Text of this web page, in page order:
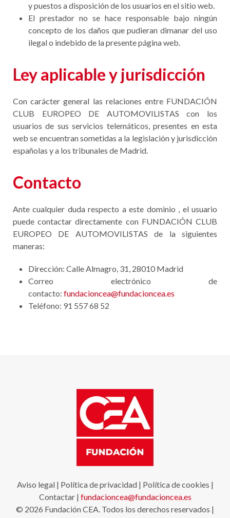
y puestos a disposición de los usuarios en el sitio web.
El prestador no se hace responsable bajo ningún
concepto de los daños que pudieran dimanar del uso
ilegal o indebido de la presente página web.
Ley aplicable y jurisdicción
Con carácter general las relaciones entre FUNDACIÓN
CLUB EUROPEO DE AUTOMOVILISTAS con los
usuarios de sus servicios telemáticos, presentes en esta
web se encuentran sometidas a la legislación y jurisdicción
españolas y a los tribunales de Madrid.
Contacto
Ante cualquier duda respecto a este dominio , el usuario
puede contactar directamente con FUNDACIÓN CLUB
EUROPEO DE AUTOMOVILISTAS de la siguientes
maneras:
Dirección: Calle Almagro, 31, 28010 Madrid
Correo electrónico de
contacto: fundacioncea@fundacioncea.es
Teléfono: 91 557 68 52
Aviso legal| Política de privacidad| Política de cookies |
Contactar| fundacioncea@fundacioncea.es
© 2026 Fundación CEA. Todos los derechos reservados |